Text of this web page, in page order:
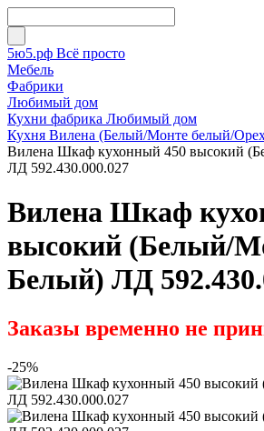
5ю5.рф Всё просто
Мебель
Фабрики
Любимый дом
Кухни фабрика Любимый дом
Кухня Вилена (Белый/Монте белый/
Вилена Шкаф кухонный 450 высокий
ЛД 592.430.000.027
Вилена Шкаф
высокий (Белый/
Белый) ЛД
Заказы временно не
-25%